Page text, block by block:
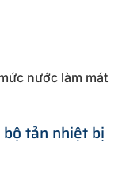
nước làm mát
tản nhiệt bị